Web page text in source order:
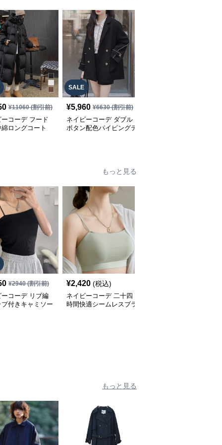
¥11060(割引前)
ーコーデ フード
ロングコート
SALE
¥5,960 ¥6630(割引前)
ネイビーコーデ ダブル
ボタン配色パイピングテ
もっと見る
¥2940(割引前)
ーコーデ リブ編
付きキャミソー
¥2,420 (税込)
ネイビーコーデ 二十四
時間快適シームレスブラ
もっと見る